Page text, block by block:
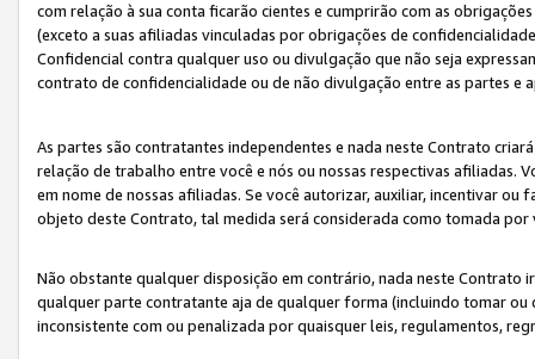
com relação à sua conta ficarão cientes e cumprirão com as
(exceto a suas afiliadas vinculadas por obrigações de
Confidencial contra qualquer uso ou divulgação que não seja
contrato de confidencialidade ou de não divulgação entre as partes e
As partes são contratantes independentes e nada neste Contrato
relação de trabalho entre você e nós ou nossas respectivas afiliadas.
em nome de nossas afiliadas. Se você autorizar, auxiliar, incentivar
objeto deste Contrato, tal medida será considerada como tomada por
Não obstante qualquer disposição em contrário, nada neste
qualquer parte contratante aja de qualquer forma (incluindo tomar ou
inconsistente com ou penalizada por quaisquer leis, regulamentos,